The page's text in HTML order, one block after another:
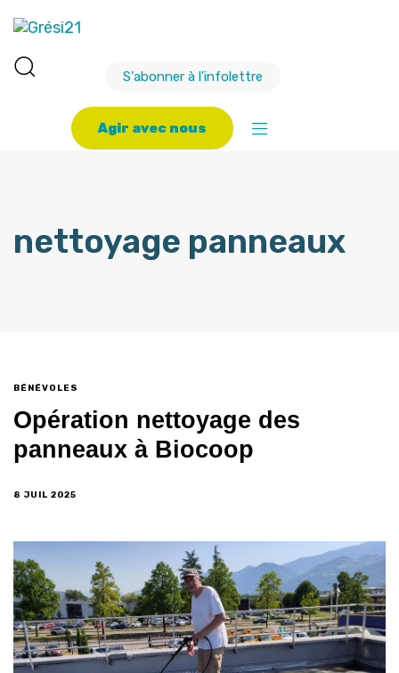
S'abonner à l'infolettre
Agir avec nous
nettoyage panneaux
BÉNÉVOLES
Opération nettoyage des
panneaux à Biocoop
8 JUIL 2025